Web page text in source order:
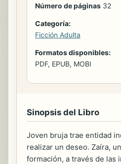
Número de páginas 32
Categoría:
Ficción Adulta
Formatos disponibles:
PDF, EPUB, MOBI
Sinopsis del Libro
Joven bruja trae entidad
realizar un deseo. Zaíra,
formación, a través de las